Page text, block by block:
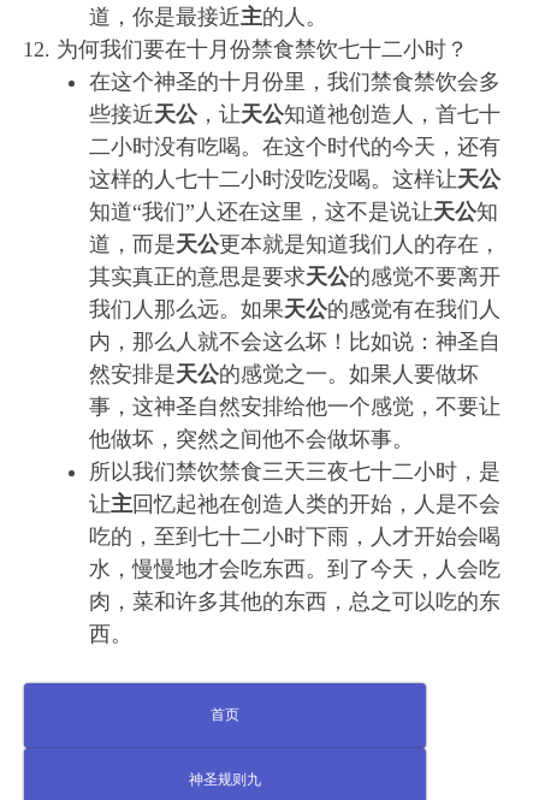
道，你是最接近主的人。
为何我们要在十月份禁食禁饮七十二小时？
在这个神圣的十月份里，我们禁食禁饮会多
些接近天公，让天公知道祂创造人，首七十
二小时没有吃喝。在这个时代的今天，还有
这样的人七十二小时没吃没喝。这样让天公
知道“我们”人还在这里，这不是说让天公知
道，而是天公更本就是知道我们人的存在，
其实真正的意思是要求天公的感觉不要离开
我们人那么远。如果天公的感觉有在我们人
内，那么人就不会这么坏！比如说：神圣自
然安排是天公的感觉之一。如果人要做坏
事，这神圣自然安排给他一个感觉，不要让
他做坏，突然之间他不会做坏事。
所以我们禁饮禁食三天三夜七十二小时，是
让主回忆起祂在创造人类的开始，人是不会
吃的，至到七十二小时下雨，人才开始会喝
水，慢慢地才会吃东西。到了今天，人会吃
肉，菜和许多其他的东西，总之可以吃的东
西。
首页
神圣规则九